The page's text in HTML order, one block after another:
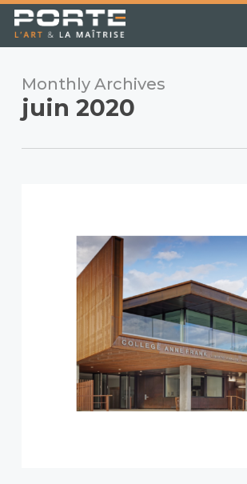
Skip
main
Monthly Archives
juin 2020